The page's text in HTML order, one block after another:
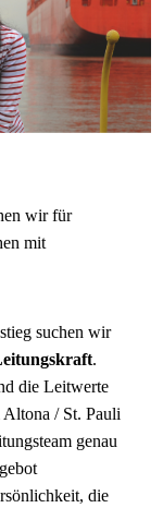
wir für
mit
suchen wir
.
die Leitwerte
/ St. Pauli
genau
die